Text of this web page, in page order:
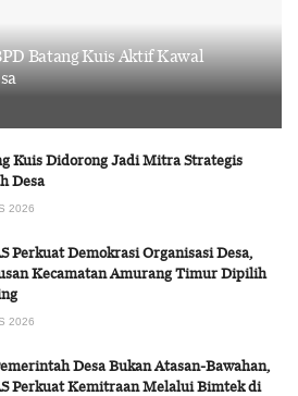
Batang Kuis Aktif Kawal
Kuis Didorong Jadi Mitra Strategis
Desa
2026
Perkuat Demokrasi Organisasi Desa,
Kecamatan Amurang Timur Dipilih
2026
Desa Bukan Atasan-Bawahan,
Perkuat Kemitraan Melalui Bimtek di